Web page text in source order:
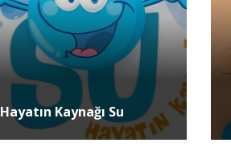
Hayatın Kaynağı Su